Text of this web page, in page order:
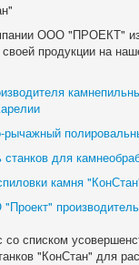
ООО "ПРОЕКТ"
продукции на
рычажный
станков для
камня
со списком
"КонСтан" для